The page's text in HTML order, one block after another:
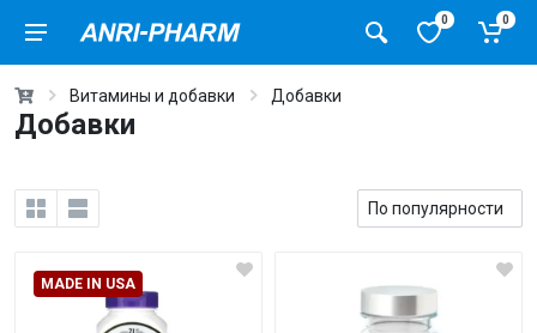
0 0
Витамины и добавки Добавки
Добавки
MADE IN USA